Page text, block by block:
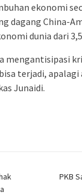
ekonomi
dagang China-
dunia dari
mengantisipasi
terjadi,
Junaidi.
PKB